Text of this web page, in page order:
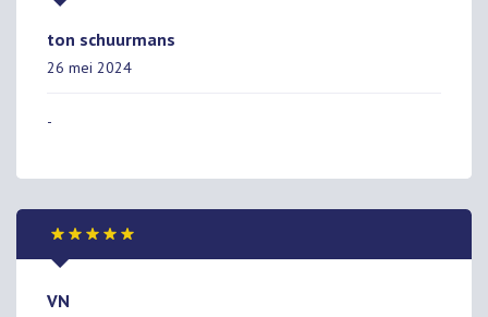
ton schuurmans
26 mei 2024
-
VN